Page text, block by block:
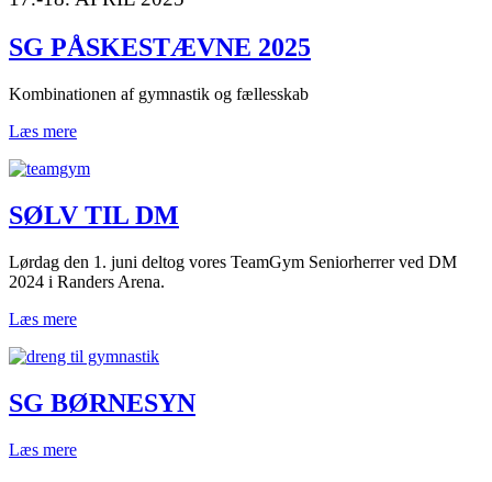
SG PÅSKESTÆVNE 2025
Kombinationen af gymnastik og fællesskab
Læs mere
SØLV TIL DM
Lørdag den 1. juni deltog vores TeamGym Seniorherrer ved DM
2024 i Randers Arena.
Læs mere
SG BØRNESYN
Læs mere